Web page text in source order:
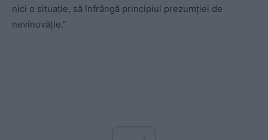
nici o situație, să înfrângă principiul prezumției de
nevinovăție.”